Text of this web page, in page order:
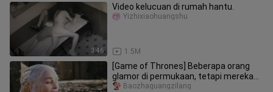
3:46
Video kelucuan di rumah hantu.
1.5M
Yizhixiaohuangshu
[Game of Thrones] Beberapa orang
glamor di permukaan, tetapi mereka
sangat berpasir di belakang (sum
Baozhaguangzilang